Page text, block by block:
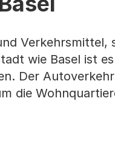
Verkehrsmittel,
wie Basel ist
Der
die